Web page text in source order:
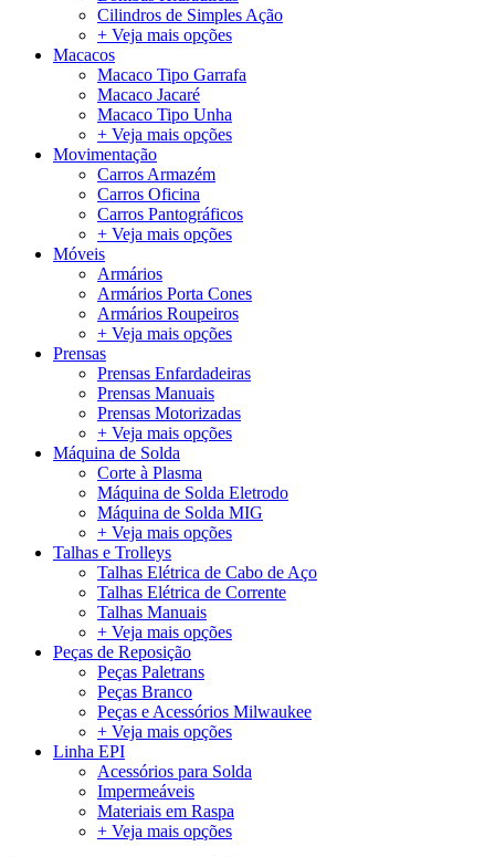
Cilindros de Simples Ação
+ Veja mais opções
Macacos
Macaco Tipo Garrafa
Macaco Jacaré
Macaco Tipo Unha
+ Veja mais opções
Movimentação
Carros Armazém
Carros Oficina
Carros Pantográficos
+ Veja mais opções
Móveis
Armários
Armários Porta Cones
Armários Roupeiros
+ Veja mais opções
Prensas
Prensas Enfardadeiras
Prensas Manuais
Prensas Motorizadas
+ Veja mais opções
Máquina de Solda
Corte à Plasma
Máquina de Solda Eletrodo
Máquina de Solda MIG
+ Veja mais opções
Talhas e Trolleys
Talhas Elétrica de Cabo de Aço
Talhas Elétrica de Corrente
Talhas Manuais
+ Veja mais opções
Peças de Reposição
Peças Paletrans
Peças Branco
Peças e Acessórios Milwaukee
+ Veja mais opções
Linha EPI
Acessórios para Solda
Impermeáveis
Materiais em Raspa
+ Veja mais opções